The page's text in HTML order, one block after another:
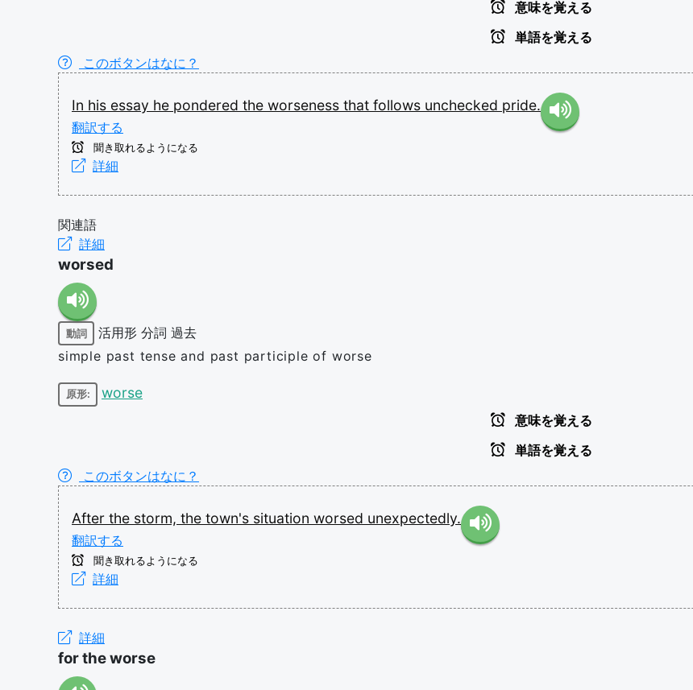
意味を覚える
単語を覚える
このボタンはなに？
In his essay he pondered the worseness that follows unchecked pride.
翻訳する
聞き取れるようになる
詳細
関連語
詳細
worsed
動詞 活用形 分詞 過去
simple past tense and past participle of worse
原形: worse
意味を覚える
単語を覚える
このボタンはなに？
After the storm, the town's situation worsed unexpectedly.
翻訳する
聞き取れるようになる
詳細
詳細
for the worse